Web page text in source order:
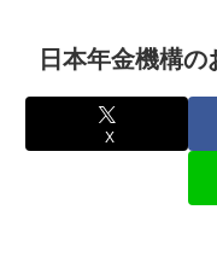
日本年金機構
X